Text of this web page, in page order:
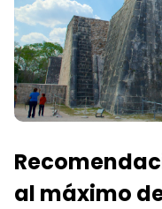
al máximo